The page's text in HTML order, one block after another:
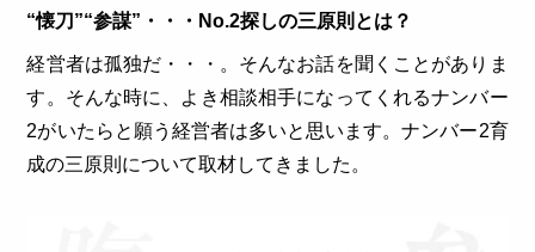
“懐刀”“参謀”・・・No.2探しの三原則とは？
経営者は孤独だ・・・。そんなお話を聞くことがありま
す。そんな時に、よき相談相手になってくれるナンバー
2がいたらと願う経営者は多いと思います。ナンバー2育
成の三原則について取材してきました。